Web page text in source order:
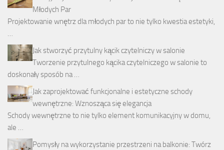
Młodych Par
Projektowanie wnętrz dla młodych par to nie tylko kwestia estetyki,
Jak stworzyć przytulny kącik czytelniczy w salonie
Tworzenie przytulnego kącika czytelniczego w salonie to
doskonały sposób na …
Jak zaprojektować funkcjonalne i estetyczne schody
wewnętrzne: Wznosząca się elegancja
Schody wewnętrzne to nie tylko element komunikacyjny w domu,
ale …
Pomysły na wykorzystanie przestrzeni na balkonie: Twórz